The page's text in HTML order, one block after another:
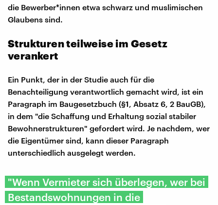
die Bewerber*innen etwa schwarz und muslimischen
Glaubens sind.
Strukturen teilweise im Gesetz
verankert
Ein Punkt, der in der Studie auch für die
Benachteiligung verantwortlich gemacht wird, ist ein
Paragraph im Baugesetzbuch (§1, Absatz 6, 2 BauGB),
in dem "die Schaffung und Erhaltung sozial stabiler
Bewohnerstrukturen" gefordert wird. Je nachdem, wer
die Eigentümer sind, kann dieser Paragraph
unterschiedlich ausgelegt werden.
"Wenn Vermieter sich überlegen, wer bei
Bestandswohnungen in die